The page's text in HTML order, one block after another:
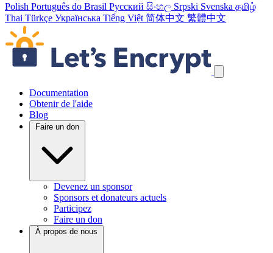
Polish Português do Brasil Русский සිංහල Srpski Svenska தமிழ்
Thai Türkçe Українська Tiếng Việt 简体中文 繁體中文
Passer les liens de navigation
Documentation
Obtenir de l'aide
Blog
Faire un don
Devenez un sponsor
Sponsors et donateurs actuels
Participez
Faire un don
À propos de nous